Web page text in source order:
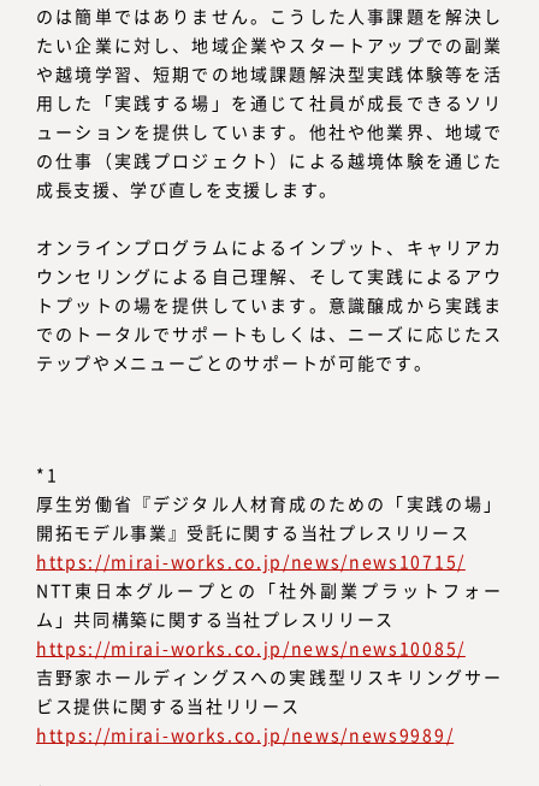
のは簡単ではありません。こうした人事課題を解決し
たい企業に対し、地域企業やスタートアップでの副業
や越境学習、短期での地域課題解決型実践体験等を活
用した「実践する場」を通じて社員が成長できるソリ
ューションを提供しています。他社や他業界、地域で
の仕事（実践プロジェクト）による越境体験を通じた
成長支援、学び直しを支援します。
オンラインプログラムによるインプット、キャリアカ
ウンセリングによる自己理解、そして実践によるアウ
トプットの場を提供しています。意識醸成から実践ま
でのトータルでサポートもしくは、ニーズに応じたス
テップやメニューごとのサポートが可能です。
*1
厚生労働省『デジタル人材育成のための「実践の場」
開拓モデル事業』受託に関する当社プレスリリース
https://mirai-works.co.jp/news/news10715/
NTT東日本グループとの「社外副業プラットフォー
ム」共同構築に関する当社プレスリリース
https://mirai-works.co.jp/news/news10085/
吉野家ホールディングスへの実践型リスキリングサー
ビス提供に関する当社リリース
https://mirai-works.co.jp/news/news9989/